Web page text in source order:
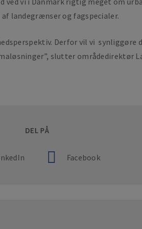
landegrænser og fagspecialer.
Derfor vil vi
slutter områdedirektør
DEL PÅ
Facebook